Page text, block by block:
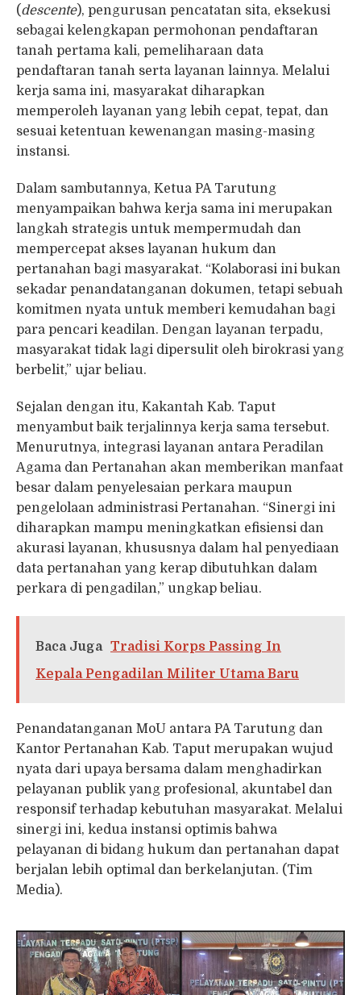
(descente), pengurusan pencatatan sita, eksekusi
sebagai kelengkapan permohonan pendaftaran
tanah pertama kali, pemeliharaan data
pendaftaran tanah serta layanan lainnya. Melalui
kerja sama ini, masyarakat diharapkan
memperoleh layanan yang lebih cepat, tepat, dan
sesuai ketentuan kewenangan masing-masing
instansi.
Dalam sambutannya, Ketua PA Tarutung
menyampaikan bahwa kerja sama ini merupakan
langkah strategis untuk mempermudah dan
mempercepat akses layanan hukum dan
pertanahan bagi masyarakat. “Kolaborasi ini bukan
sekadar penandatanganan dokumen, tetapi sebuah
komitmen nyata untuk memberi kemudahan bagi
para pencari keadilan. Dengan layanan terpadu,
masyarakat tidak lagi dipersulit oleh birokrasi yang
berbelit,” ujar beliau.
Sejalan dengan itu, Kakantah Kab. Taput
menyambut baik terjalinnya kerja sama tersebut.
Menurutnya, integrasi layanan antara Peradilan
Agama dan Pertanahan akan memberikan manfaat
besar dalam penyelesaian perkara maupun
pengelolaan administrasi Pertanahan. “Sinergi ini
diharapkan mampu meningkatkan efisiensi dan
akurasi layanan, khususnya dalam hal penyediaan
data pertanahan yang kerap dibutuhkan dalam
perkara di pengadilan,” ungkap beliau.
Baca Juga Tradisi Korps Passing In
Kepala Pengadilan Militer Utama Baru
Penandatanganan MoU antara PA Tarutung dan
Kantor Pertanahan Kab. Taput merupakan wujud
nyata dari upaya bersama dalam menghadirkan
pelayanan publik yang profesional, akuntabel dan
responsif terhadap kebutuhan masyarakat. Melalui
sinergi ini, kedua instansi optimis bahwa
pelayanan di bidang hukum dan pertanahan dapat
berjalan lebih optimal dan berkelanjutan. (Tim
Media).